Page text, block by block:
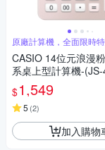
原廠計算機，全面限時
CASIO 14位元浪漫
系桌上型計算機-
$1,549
5 (2)
加入購物